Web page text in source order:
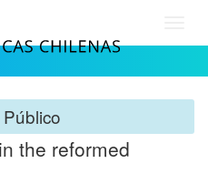
the reformed